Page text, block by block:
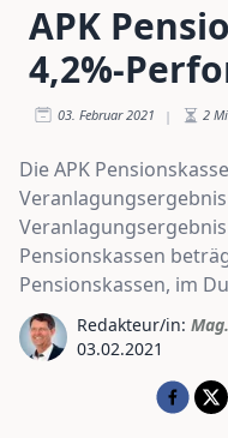
APK
4,2%-
03. Februar 2021 | 2
Die APK
Pensionskassen
Pensionskassen, im
Redakteur/in:
03.02.2021